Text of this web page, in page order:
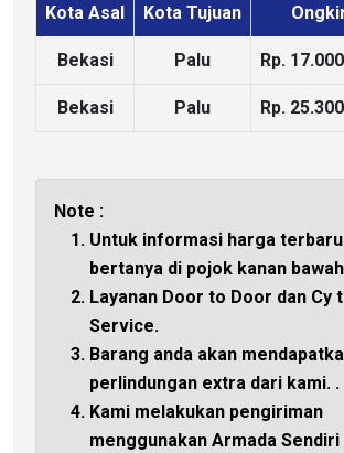
Kota Asal Kota Tujuan
Bekasi Palu Rp.
Bekasi Palu Rp.
Note :
Untuk informasi harga
bertanya di pojok kanan
Layanan Door to Door dan Cy
Service.
Barang anda akan
perlindungan extra dari kami. .
Kami melakukan pengiriman
menggunakan Armada Sendiri